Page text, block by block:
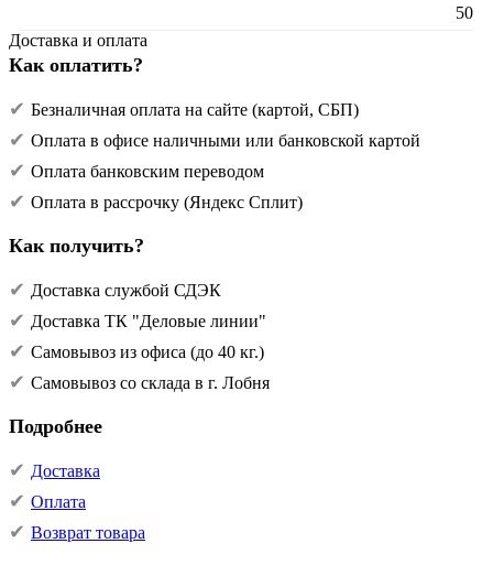
50
Доставка и оплата
Как оплатить?
Безналичная оплата на сайте (картой, СБП)
Оплата в офисе наличными или банковской картой
Оплата банковским переводом
Оплата в рассрочку (Яндекс Сплит)
Как получить?
Доставка службой СДЭК
Доставка ТК "Деловые линии"
Самовывоз из офиса (до 40 кг.)
Самовывоз со склада в г. Лобня
Подробнее
Доставка
Оплата
Возврат товара